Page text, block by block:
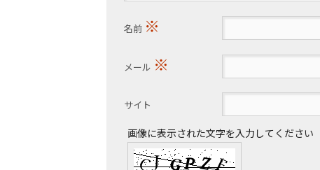
名前 ※
メール ※
サイト
画像に表示された文字を入力してください